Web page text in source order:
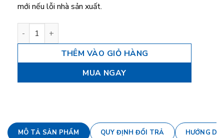
mới nếu lỗi nhà sản xuất.
Sa bàn chiến thuật Bóng rổ Molten SB0050 số lượng
THÊM VÀO GIỎ HÀNG
MUA NGAY
MÔ TẢ SẢN PHẨM QUY ĐỊNH ĐỔI TRẢ HƯỚNG